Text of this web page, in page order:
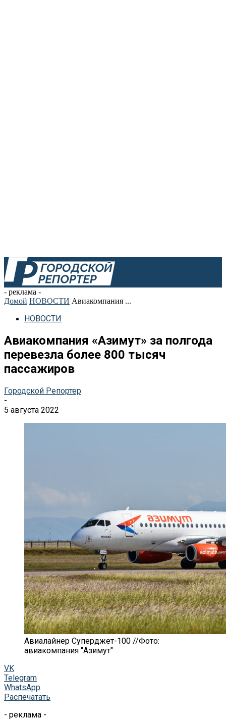
- реклама -
Домой НОВОСТИ Авиакомпания ...
НОВОСТИ
Авиакомпания «Азимут» за полгода
перевезла более 800 тысяч
пассажиров
Городской Репортер
-
5 августа 2022
Авиалайнер Суперджет-100 //Фото:
авиакомпания "Азимут"
VK
Telegram
WhatsApp
Распечатать
- реклама -